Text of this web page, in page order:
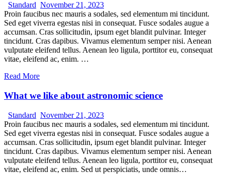
Standard November 21, 2023
Proin faucibus nec mauris a sodales, sed elementum mi tincidunt.
Sed eget viverra egestas nisi in consequat. Fusce sodales augue a
accumsan. Cras sollicitudin, ipsum eget blandit pulvinar. Integer
tincidunt. Cras dapibus. Vivamus elementum semper nisi. Aenean
vulputate eleifend tellus. Aenean leo ligula, porttitor eu, consequat
vitae, eleifend ac, enim. …
Read More
What we like about astronomic science
Standard November 21, 2023
Proin faucibus nec mauris a sodales, sed elementum mi tincidunt.
Sed eget viverra egestas nisi in consequat. Fusce sodales augue a
accumsan. Cras sollicitudin, ipsum eget blandit pulvinar. Integer
tincidunt. Cras dapibus. Vivamus elementum semper nisi. Aenean
vulputate eleifend tellus. Aenean leo ligula, porttitor eu, consequat
vitae, eleifend ac, enim. Sed ut perspiciatis, unde omnis…